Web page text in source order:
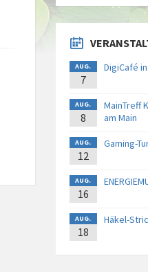
AUG.
7
DigiCafé
AUG.
8
MainTreff
am Main
AUG.
12
Gaming-
AUG.
16
AUG.
18
Häkel-